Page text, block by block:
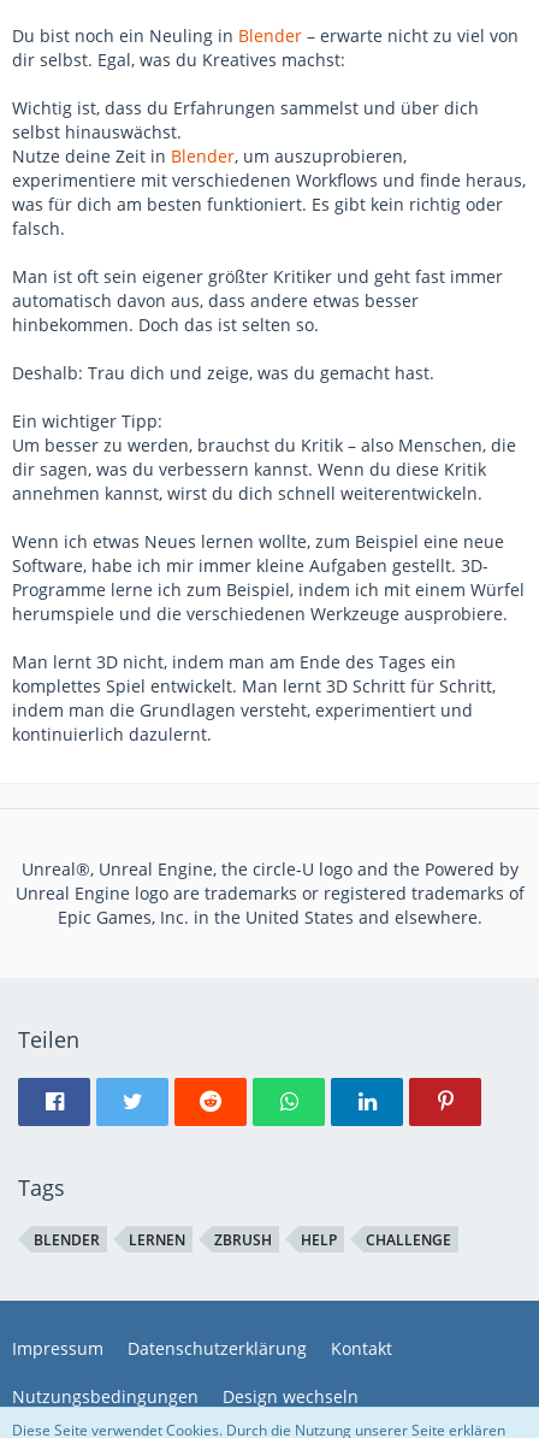
Du bist noch ein Neuling in Blender – erwarte nicht zu viel von
dir selbst. Egal, was du Kreatives machst:
Wichtig ist, dass du Erfahrungen sammelst und über dich
selbst hinauswächst.
Nutze deine Zeit in Blender, um auszuprobieren,
experimentiere mit verschiedenen Workflows und finde heraus,
was für dich am besten funktioniert. Es gibt kein richtig oder
falsch.
Man ist oft sein eigener größter Kritiker und geht fast immer
automatisch davon aus, dass andere etwas besser
hinbekommen. Doch das ist selten so.
Deshalb: Trau dich und zeige, was du gemacht hast.
Ein wichtiger Tipp:
Um besser zu werden, brauchst du Kritik – also Menschen, die
dir sagen, was du verbessern kannst. Wenn du diese Kritik
annehmen kannst, wirst du dich schnell weiterentwickeln.
Wenn ich etwas Neues lernen wollte, zum Beispiel eine neue
Software, habe ich mir immer kleine Aufgaben gestellt. 3D-
Programme lerne ich zum Beispiel, indem ich mit einem Würfel
herumspiele und die verschiedenen Werkzeuge ausprobiere.
Man lernt 3D nicht, indem man am Ende des Tages ein
komplettes Spiel entwickelt. Man lernt 3D Schritt für Schritt,
indem man die Grundlagen versteht, experimentiert und
kontinuierlich dazulernt.
Unreal®, Unreal Engine, the circle-U logo and the Powered by
Unreal Engine logo are trademarks or registered trademarks of
Epic Games, Inc. in the United States and elsewhere.
Teilen
Tags
BLENDER LERNEN ZBRUSH HELP CHALLENGE
Impressum Datenschutzerklärung Kontakt
Nutzungsbedingungen Design wechseln
Diese Seite verwendet Cookies. Durch die Nutzung unserer Seite erklären